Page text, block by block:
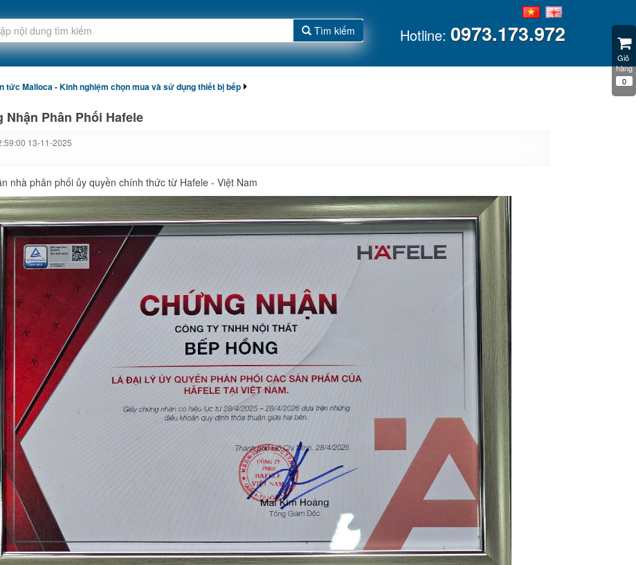
Tìm kiếm Hotline: 0973.173.972
tức Malloca - Kinh nghiệm chọn mua và sử dụng thiết bị bếp
Nhận Phân Phối Hafele
13-11-2025
nhà phân phối ủy quyền chính thức từ Hafele - Việt Nam
Giỏ
hàng
0